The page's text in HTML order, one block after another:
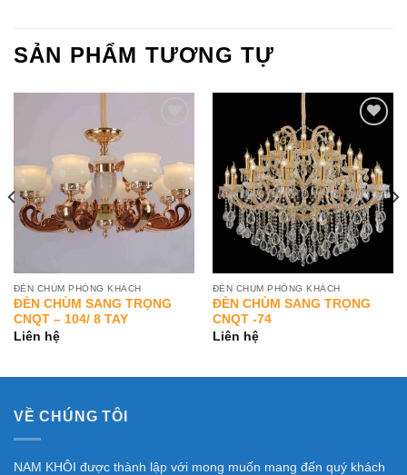
SẢN PHẨM TƯƠNG TỰ
Wishlist
ĐÈN CHÙM PHÒNG KHÁCH
ĐÈN CHÙM SANG TRỌNG
CNQT – 104/ 8 TAY
Liên hệ
Wishlist
ĐÈN CHÙM PHÒNG KHÁCH
ĐÈN CHÙM SANG TRỌNG
CNQT -74
Liên hệ
VỀ CHÚNG TÔI
NAM KHÔI được thành lập với mong muốn mang đến quý khách